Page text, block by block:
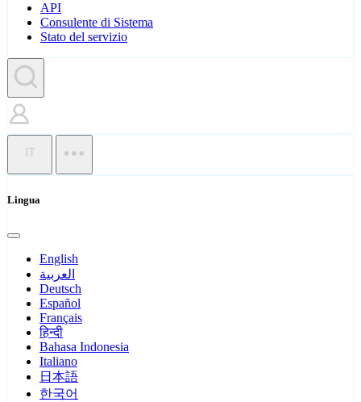
API
Consulente di Sistema
Stato del servizio
IT
Lingua
English
العربية
Deutsch
Español
Français
हिन्दी
Bahasa Indonesia
Italiano
日本語
한국어